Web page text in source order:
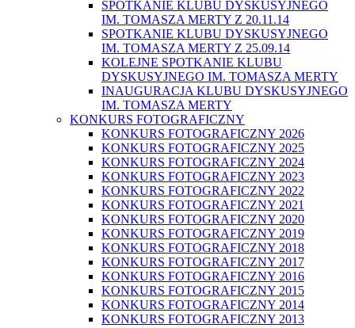
SPOTKANIE KLUBU DYSKUSYJNEGO
IM. TOMASZA MERTY Z 20.11.14
SPOTKANIE KLUBU DYSKUSYJNEGO
IM. TOMASZA MERTY Z 25.09.14
KOLEJNE SPOTKANIE KLUBU
DYSKUSYJNEGO IM. TOMASZA MERTY
INAUGURACJA KLUBU DYSKUSYJNEGO
IM. TOMASZA MERTY
KONKURS FOTOGRAFICZNY
KONKURS FOTOGRAFICZNY 2026
KONKURS FOTOGRAFICZNY 2025
KONKURS FOTOGRAFICZNY 2024
KONKURS FOTOGRAFICZNY 2023
KONKURS FOTOGRAFICZNY 2022
KONKURS FOTOGRAFICZNY 2021
KONKURS FOTOGRAFICZNY 2020
KONKURS FOTOGRAFICZNY 2019
KONKURS FOTOGRAFICZNY 2018
KONKURS FOTOGRAFICZNY 2017
KONKURS FOTOGRAFICZNY 2016
KONKURS FOTOGRAFICZNY 2015
KONKURS FOTOGRAFICZNY 2014
KONKURS FOTOGRAFICZNY 2013